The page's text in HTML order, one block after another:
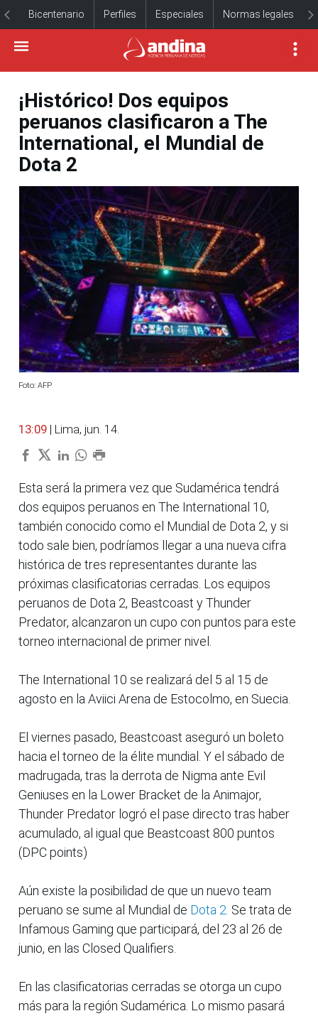
Bicentenario Perfiles Especiales Normas legales
¡Histórico! Dos equipos
peruanos clasificaron a The
International, el Mundial de
Dota 2
Foto: AFP
13:09 | Lima, jun. 14.
Esta será la primera vez que Sudamérica tendrá
dos equipos peruanos en The International 10,
también conocido como el Mundial de Dota 2, y si
todo sale bien, podríamos llegar a una nueva cifra
histórica de tres representantes durante las
próximas clasificatorias cerradas. Los equipos
peruanos de Dota 2, Beastcoast y Thunder
Predator, alcanzaron un cupo con puntos para este
torneo internacional de primer nivel.
The International 10 se realizará del 5 al 15 de
agosto en la Aviici Arena de Estocolmo, en Suecia.
El viernes pasado, Beastcoast aseguró un boleto
hacia el torneo de la élite mundial. Y el sábado de
madrugada, tras la derrota de Nigma ante Evil
Geniuses en la Lower Bracket de la Animajor,
Thunder Predator logró el pase directo tras haber
acumulado, al igual que Beastcoast 800 puntos
(DPC points)
Aún existe la posibilidad de que un nuevo team
peruano se sume al Mundial de Dota 2. Se trata de
Infamous Gaming que participará, del 23 al 26 de
junio, en las Closed Qualifiers.
En las clasificatorias cerradas se otorga un cupo
más para la región Sudamérica. Lo mismo pasará